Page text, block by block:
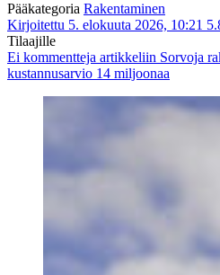
Pääkategoria Rakentaminen
Kirjoitettu 5. elokuuta 2026, 10:21
Tilaajille
Ei kommentteja artikkeliin Sorvoja
kustannusarvio 14 miljoonaa